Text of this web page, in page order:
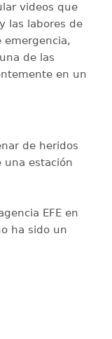
videos que
las labores de
emergencia,
de las
en un
de heridos
una estación
EFE en
ha sido un